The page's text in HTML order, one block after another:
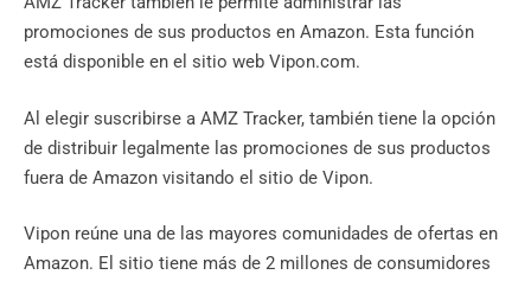
promociones de sus productos en Amazon. Esta función
está disponible en el sitio web Vipon.com.
Al elegir suscribirse a AMZ Tracker, también tiene la opción
de distribuir legalmente las promociones de sus productos
fuera de Amazon visitando el sitio de Vipon.
Vipon reúne una de las mayores comunidades de ofertas en
Amazon. El sitio tiene más de 2 millones de consumidores